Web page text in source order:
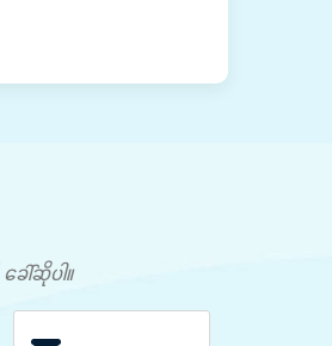
ါ်ဆိုပါ။